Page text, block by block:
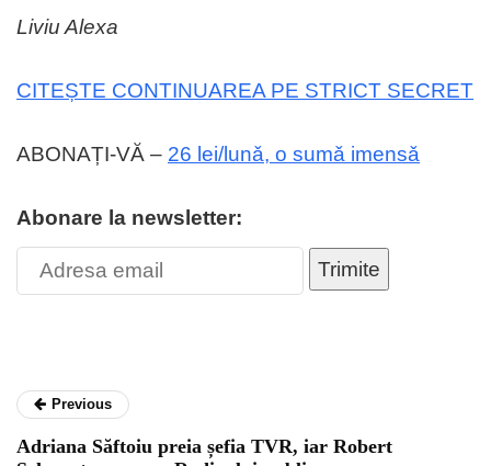
Liviu Alexa
CITEȘTE CONTINUAREA PE STRICT SECRET
ABONAȚI-VĂ – 26 lei/lunǎ, o sumǎ imensǎ
Abonare la newsletter:
Trimite
Previous
Adriana Săftoiu preia șefia TVR, iar Robert